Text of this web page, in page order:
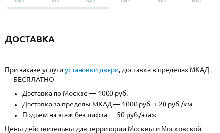
ДОСТАВКА
При заказе услугиустановки двери, доставка в пределах МКАД
— БЕСПЛАТНО!
Доставка по Москве — 1000 руб.
Доставка за пределы МКАД — 1000 руб. + 20 руб./км
Подъем на этаж без лифта — 50 руб./этаж
Цены действительны для территории Москвы и Московской